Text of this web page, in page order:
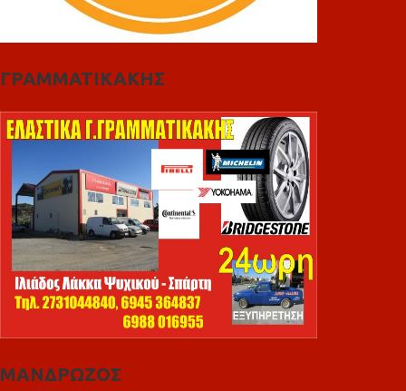
ΓΡΑΜΜΑΤΙΚΑΚΗΣ
ΜΑΝΔΡΩΖΟΣ